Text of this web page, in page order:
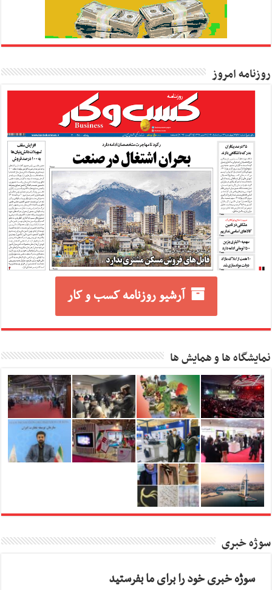
روزنامه امروز
آرشیو روزنامه کسب و کار
نمایشگاه ها و همایش ها
سوژه خبری
سوژه خبری خود را برای ما بفرستید